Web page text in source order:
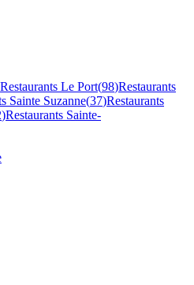
Restaurants Le Port(98)Restaurants
Sainte Suzanne(37)Restaurants
)Restaurants Sainte-